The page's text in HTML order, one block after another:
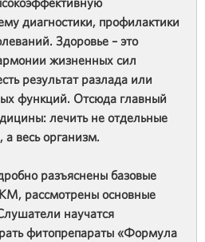
диагностики, профилактики
Здоровье – это
жизненных сил
результат разлада или
функций. Отсюда главный
лечить не отдельные
а весь организм.
разъяснены базовые
рассмотрены основные
научатся
фитопрепараты «Формула